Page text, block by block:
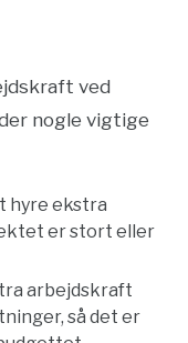
ved
nogle vigtige
hyre ekstra
er stort eller
arbejdskraft
så det er